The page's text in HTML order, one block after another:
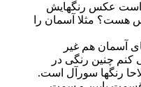
راست عکس رنگهایش
هست؟ مثلا آسمان را
آسمان هم غیر
کنم چنین رنگی در
رنگها سورآل است.